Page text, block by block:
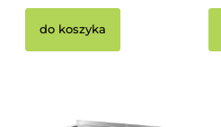
do koszyka